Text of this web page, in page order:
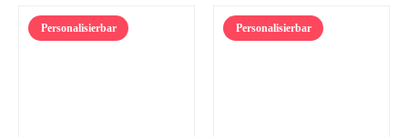
Personalisierbar Personalisierbar